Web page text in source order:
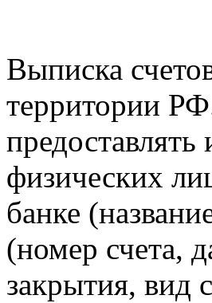
Выписка
территории
физических
банке
(номер счета,
закрытия, вид